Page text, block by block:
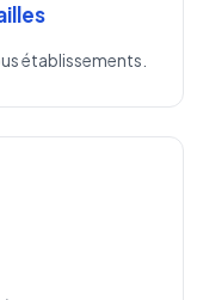
établissements.